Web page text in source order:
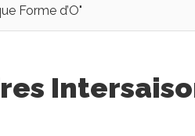
Forme d’O"